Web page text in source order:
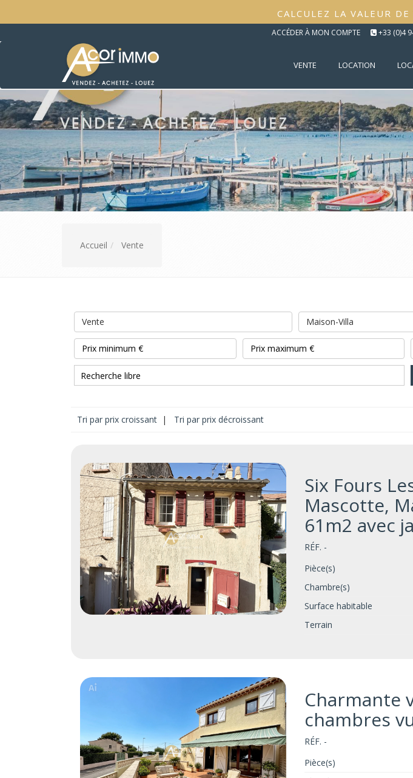
CALCULEZ LA VALEUR
ACCÉDER À MON COMPTE
+33 (0)4
VENTE LOCATION
Accueil Vente
Vente Maison-Villa
Tri par prix croissant | Tri par prix décroissant
Six Fours
Mascotte,
61m2 avec
RÉF. -
Pièce(s)
Chambre(s)
Surface habitable
Terrain
Charmante
chambres
RÉF. -
Pièce(s)